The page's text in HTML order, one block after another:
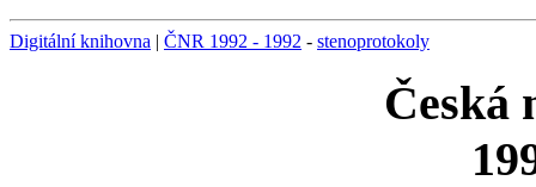
Digitální knihovna | ČNR 1992 - 1992 - stenoprotokoly
Česká